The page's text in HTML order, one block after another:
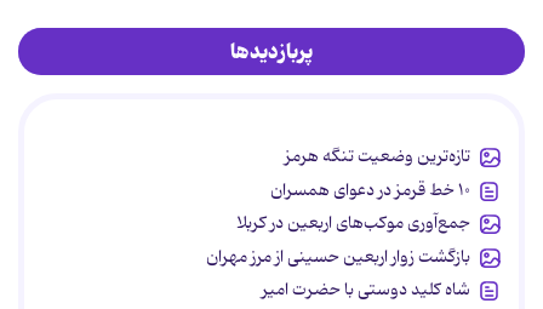
پربازدیدها
تازه‌ترین وضعیت تنگه هرمز
۱۰ خط قرمز در دعوای همسران
جمع‌آوری موکب‌های اربعین در کربلا
بازگشت زوار اربعین حسینی از مرز مهران
شاه کلید دوستی با حضرت امیر